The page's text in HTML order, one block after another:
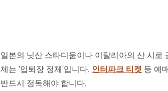
일본의 닛산 스타디움이나 이탈리아의 산 시로
제는 '입퇴장 정체'입니다. 인터파크 티켓 등 예
반드시 정독해야 합니다.